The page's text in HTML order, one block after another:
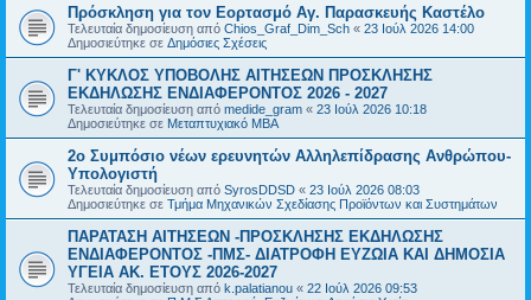
Πρόσκληση για τον Εορτασμό Αγ. Παρασκευής Καστέλο
Τελευταία δημοσίευση από Chios_Graf_Dim_Sch « 23 Ιούλ 2026 14:00
Δημοσιεύτηκε σε Δημόσιες Σχέσεις
Γ' ΚΥΚΛΟΣ ΥΠΟΒΟΛΗΣ ΑΙΤΗΣΕΩΝ ΠΡΟΣΚΛΗΣΗΣ
ΕΚΔΗΛΩΣΗΣ ΕΝΔΙΑΦΕΡΟΝΤΟΣ 2026 - 2027
Τελευταία δημοσίευση από medide_gram « 23 Ιούλ 2026 10:18
Δημοσιεύτηκε σε Μεταπτυχιακό MBA
2ο Συμπόσιο νέων ερευνητών Αλληλεπίδρασης Ανθρώπου-
Υπολογιστή
Τελευταία δημοσίευση από SyrosDDSD « 23 Ιούλ 2026 08:03
Δημοσιεύτηκε σε Τμήμα Μηχανικών Σχεδίασης Προϊόντων και Συστημάτων
ΠΑΡΑΤΑΣΗ ΑΙΤΗΣΕΩΝ -ΠΡΟΣΚΛΗΣΗΣ ΕΚΔΗΛΩΣΗΣ
ΕΝΔΙΑΦΕΡΟΝΤΟΣ -ΠΜΣ- ΔΙΑΤΡΟΦΗ ΕΥΖΩΙΑ ΚΑΙ ΔΗΜΟΣΙΑ
ΥΓΕΙΑ AK. ETOYΣ 2026-2027
Τελευταία δημοσίευση από k.palatianou « 22 Ιούλ 2026 09:53